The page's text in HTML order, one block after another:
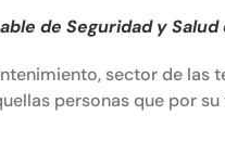
de Seguridad y Salud
sector de las
personas que por